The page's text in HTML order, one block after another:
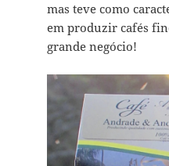
mas teve como
em produzir cafés
grande negócio!